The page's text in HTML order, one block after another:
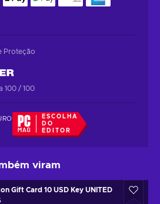
Proteção
100 / 100
ESCOLHA
DO
EDITOR
viram
Gift Card 10 USD Key UNITED